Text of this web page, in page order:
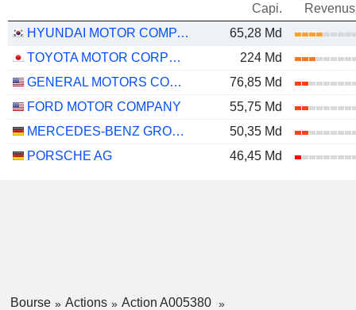
Capi.
Revenus
HYUNDAI MOTOR COMPANY
65,28 Md
TOYOTA MOTOR CORPORATION
224 Md
GENERAL MOTORS COMPANY
76,85 Md
FORD MOTOR COMPANY
55,75 Md
MERCEDES-BENZ GROUP AG
50,35 Md
PORSCHE AG
46,45 Md
Bourse Actions
Action A005380